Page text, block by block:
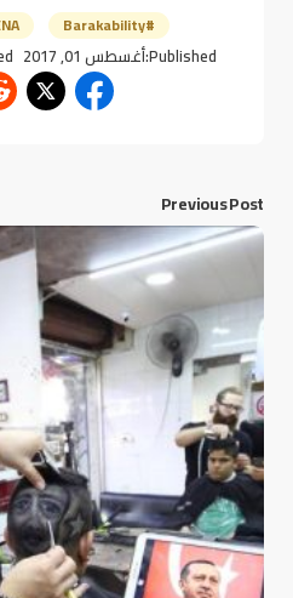
#Barakability
Published:أغسطس 01, 2017
Previous Post